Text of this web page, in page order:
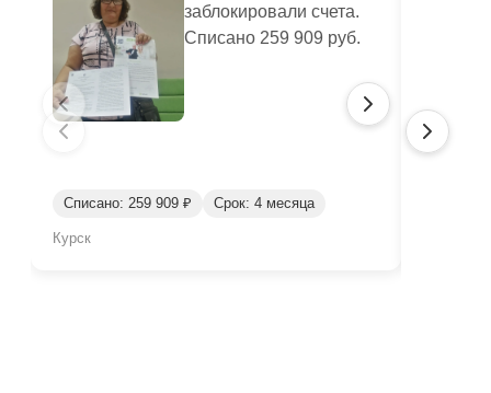
заблокировали счета.
Списано 259 909 руб.
Списано: 259 909 ₽ Срок: 4 месяца
Курск